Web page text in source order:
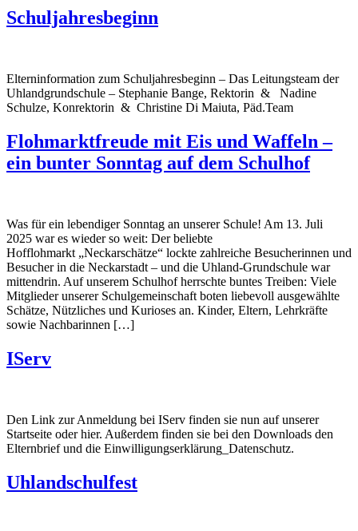
Schuljahresbeginn
Elterninformation zum Schuljahresbeginn – Das Leitungsteam der
Uhlandgrundschule – Stephanie Bange, Rektorin & Nadine
Schulze, Konrektorin & Christine Di Maiuta, Päd.Team
Flohmarktfreude mit Eis und Waffeln –
ein bunter Sonntag auf dem Schulhof
Was für ein lebendiger Sonntag an unserer Schule! Am 13. Juli
2025 war es wieder so weit: Der beliebte
Hofflohmarkt „Neckarschätze“ lockte zahlreiche Besucherinnen und
Besucher in die Neckarstadt – und die Uhland-Grundschule war
mittendrin. Auf unserem Schulhof herrschte buntes Treiben: Viele
Mitglieder unserer Schulgemeinschaft boten liebevoll ausgewählte
Schätze, Nützliches und Kurioses an. Kinder, Eltern, Lehrkräfte
sowie Nachbarinnen […]
IServ
Den Link zur Anmeldung bei IServ finden sie nun auf unserer
Startseite oder hier. Außerdem finden sie bei den Downloads den
Elternbrief und die Einwilligungserklärung_Datenschutz.
Uhlandschulfest